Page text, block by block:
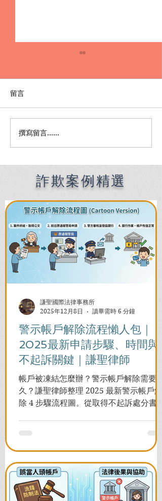
Premier English
Speaking Criminal
Filipinos in Taiwan:
Chien Sheng
International Law Firm
留言
撰寫留言......
詐欺案例精選
警示帳戶解除流程懶人包｜
2025最新申請步驟、時間與
不起訴關鍵｜謙聖律師
帳戶被凍結怎麼辦？警示帳戶解除需要多
久？謙聖律師整理 2025 最新警示帳戶解
除 4 步驟流程圖。從取得不起訴處分書到
謙聖國際法律事務所
2025年12月8日
讀畢需時 6 分鐘